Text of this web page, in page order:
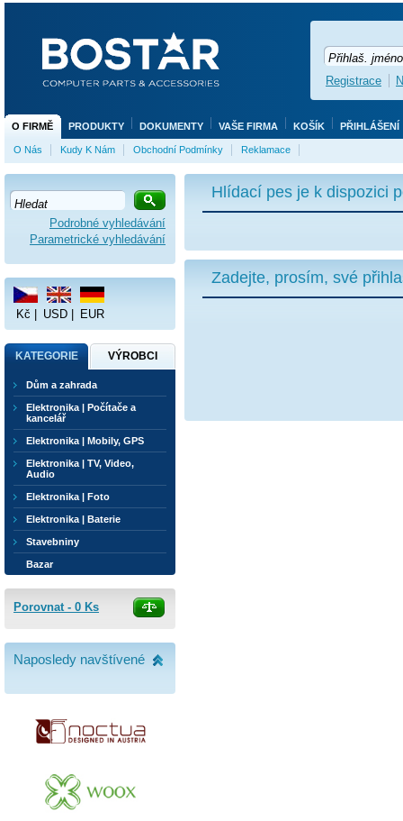
Hlídací pes je k dispozici
Zadejte, prosím, své
Podrobné vyhledávání
Parametrické vyhledávání
Kč USD EUR
KATEGORIE VÝROBCI
Dům a zahrada
Elektronika | Počítače a
kancelář
Elektronika | Mobily, GPS
Elektronika | TV, Video,
Audio
Elektronika | Foto
Elektronika | Baterie
Stavebniny
Bazar
Porovnat - 0 Ks
Naposledy navštívené
O FIRMĚ PRODUKTY DOKUMENTY VAŠE FIRMA KOŠÍK PŘIHLÁŠENÍ
O Nás Kudy K Nám Obchodní Podmínky Reklamace
Registrace